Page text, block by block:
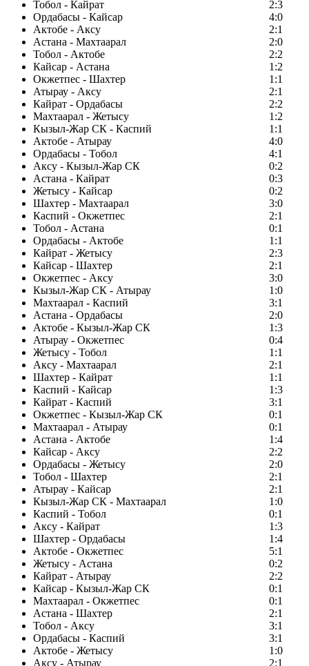
Тобол - Кайрат
2:3
Ордабасы - Кайсар
4:0
Актобе - Аксу
2:1
Астана - Махтаарал
2:0
Тобол - Актобе
2:2
Кайсар - Астана
1:2
Окжетпес - Шахтер
1:1
Атырау - Аксу
2:1
Кайрат - Ордабасы
2:2
Махтаарал - Жетысу
1:2
Кызыл-Жар СК - Каспий
1:1
Актобе - Атырау
4:0
Ордабасы - Тобол
4:1
Аксу - Кызыл-Жар СК
0:2
Астана - Кайрат
0:3
Жетысу - Кайсар
0:2
Шахтер - Махтаарал
3:0
Каспий - Окжетпес
2:1
Тобол - Астана
0:1
Ордабасы - Актобе
1:1
Кайрат - Жетысу
2:3
Кайсар - Шахтер
2:1
Окжетпес - Аксу
3:0
Кызыл-Жар СК - Атырау
1:0
Махтаарал - Каспий
3:1
Астана - Ордабасы
2:0
Актобе - Кызыл-Жар СК
1:3
Атырау - Окжетпес
0:4
Жетысу - Тобол
1:1
Аксу - Махтаарал
2:1
Шахтер - Кайрат
1:1
Каспий - Кайсар
1:3
Кайрат - Каспий
3:1
Окжетпес - Кызыл-Жар СК
0:1
Махтаарал - Атырау
0:1
Астана - Актобе
1:4
Кайсар - Аксу
2:2
Ордабасы - Жетысу
2:0
Тобол - Шахтер
2:1
Атырау - Кайсар
2:1
Кызыл-Жар СК - Махтаарал
1:0
Каспий - Тобол
0:1
Аксу - Кайрат
1:3
Шахтер - Ордабасы
1:4
Актобе - Окжетпес
5:1
Жетысу - Астана
0:2
Кайрат - Атырау
2:2
Кайсар - Кызыл-Жар СК
0:1
Махтаарал - Окжетпес
0:1
Астана - Шахтер
2:1
Тобол - Аксу
3:1
Ордабасы - Каспий
3:1
Актобе - Жетысу
1:0
Аксу - Атырау
2:1